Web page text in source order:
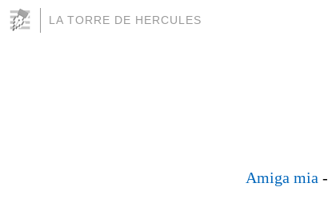
LA TORRE DE HERCULES
Amiga mia